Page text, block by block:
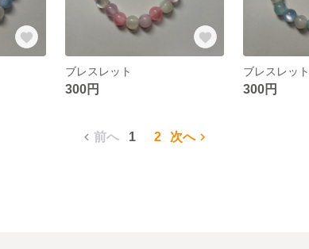
ブレスレット
300円
ブレスレット
300円
前へ 1 2 次へ